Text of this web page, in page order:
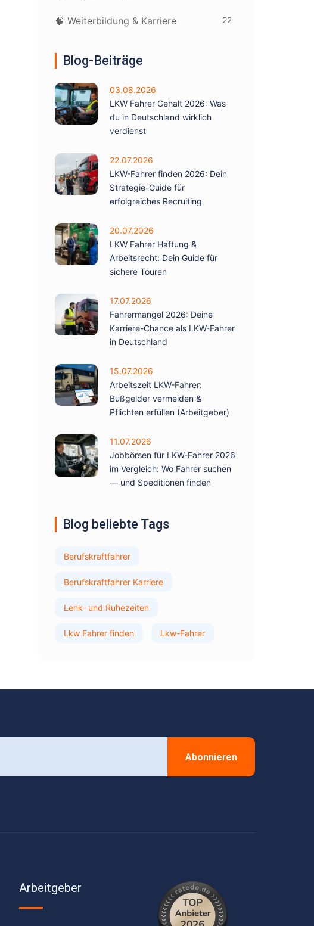
🧠 Weiterbildung & Karriere 22
Blog-Beiträge
03.08.2026
LKW Fahrer Gehalt 2026: Was
du in Deutschland wirklich
verdienst
22.07.2026
LKW-Fahrer finden 2026: Dein
Strategie-Guide für
erfolgreiches Recruiting
20.07.2026
LKW Fahrer Haftung &
Arbeitsrecht: Dein Guide für
sichere Touren
17.07.2026
Fahrermangel 2026: Deine
Karriere-Chance als LKW-Fahrer
in Deutschland
15.07.2026
Arbeitszeit LKW-Fahrer:
Bußgelder vermeiden &
Pflichten erfüllen (Arbeitgeber)
11.07.2026
Jobbörsen für LKW-Fahrer 2026
im Vergleich: Wo Fahrer suchen
— und Speditionen finden
Blog beliebte Tags
Berufskraftfahrer
Berufskraftfahrer Karriere
Lenk- und Ruhezeiten
Lkw Fahrer finden Lkw-Fahrer
Abonnieren
Arbeitgeber